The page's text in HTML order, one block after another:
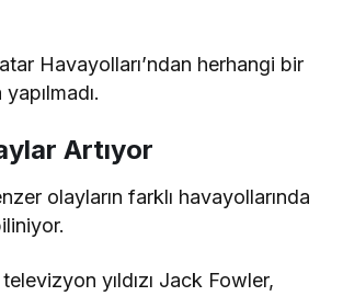
Havayolları’ndan herhangi bir
Artıyor
olayların farklı havayollarında
yıldızı Jack Fowler,